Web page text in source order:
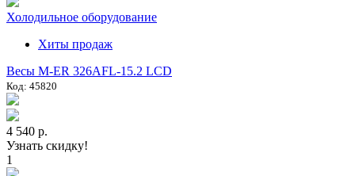
Холодильное оборудование
Хиты продаж
Весы M-ER 326AFL-15.2 LCD
Код: 45820
4 540 р.
Узнать скидку!
1